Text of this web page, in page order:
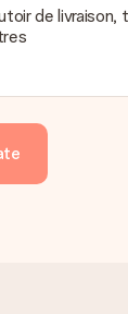
de livraison,